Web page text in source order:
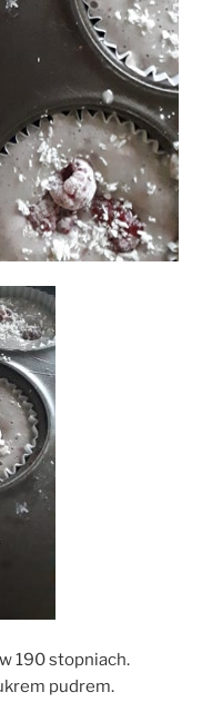
190 stopniach.
pudrem.